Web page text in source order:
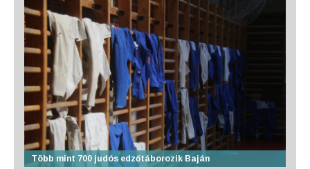
Több mint 700 judós edzőtáborozik Baján